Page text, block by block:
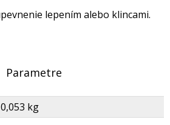
lepením alebo klincami.
Parametre
0,053 kg